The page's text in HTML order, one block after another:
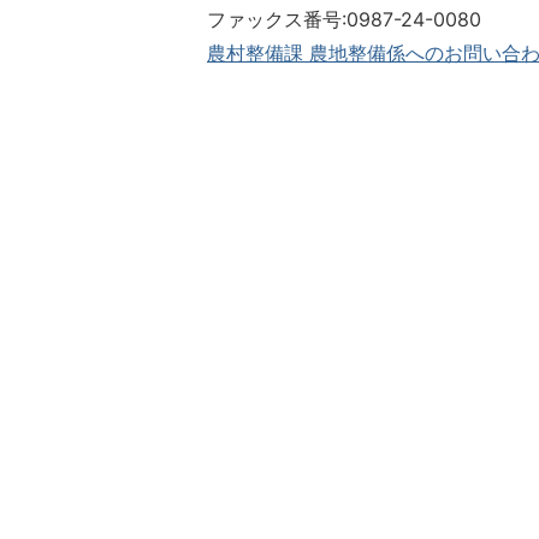
ファックス番号:0987-24-0080
農村整備課 農地整備係へのお問い合